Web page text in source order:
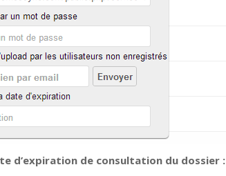
d’expiration de consultation du dossier :